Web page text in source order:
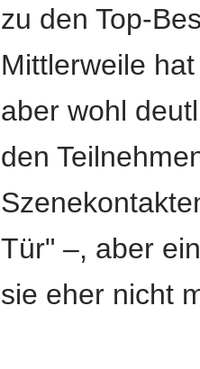
zu den Top-
Mittlerweile
aber wohl
den
Tür" –, aber
sie eher nicht